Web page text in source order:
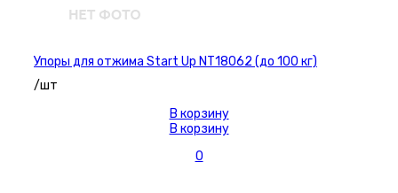
Упоры для отжима Start Up NT18062 (до 100 кг)
/шт
В корзину
В корзину
0